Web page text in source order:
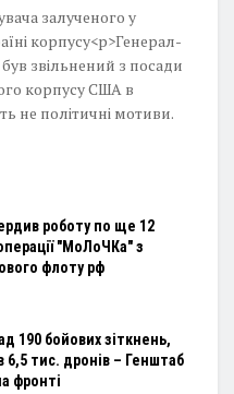
залученого у
корпусу<p>Генерал-
звільнений з посади
корпусу США в
не політичні мотиви.
роботу по ще 12
"МоЛоЧКа" з
флоту рф
190 бойових зіткнень,
6,5 тис. дронів – Генштаб
фронті